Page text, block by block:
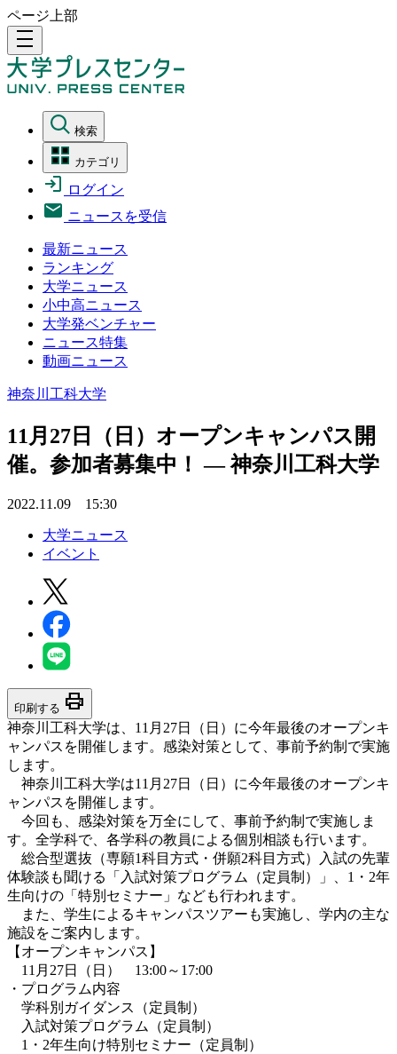
ページ上部
density_medium
検索
カテゴリ
ログイン
ニュースを受信
最新ニュース
ランキング
大学ニュース
小中高ニュース
大学発ベンチャー
ニュース特集
動画ニュース
神奈川工科大学
11月27日（日）オープンキャンパス開
催。参加者募集中！ — 神奈川工科大学
2022.11.09 15:30
大学ニュース
イベント
印刷する print
神奈川工科大学は、11月27日（日）に今年最後のオープンキ
ャンパスを開催します。感染対策として、事前予約制で実施
します。
神奈川工科大学は11月27日（日）に今年最後のオープンキ
ャンパスを開催します。
今回も、感染対策を万全にして、事前予約制で実施しま
す。全学科で、各学科の教員による個別相談も行います。
総合型選抜（専願1科目方式・併願2科目方式）入試の先輩
体験談も聞ける「入試対策プログラム（定員制）」、1・2年
生向けの「特別セミナー」なども行われます。
また、学生によるキャンパスツアーも実施し、学内の主な
施設をご案内します。
【オープンキャンパス】
11月27日（日） 13:00～17:00
・プログラム内容
学科別ガイダンス（定員制）
入試対策プログラム（定員制）
1・2年生向け特別セミナー（定員制）